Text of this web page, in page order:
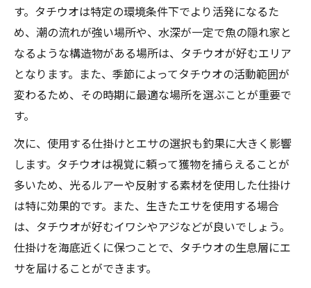
す。タチウオは特定の環境条件下でより活発になるた
め、潮の流れが強い場所や、水深が一定で魚の隠れ家と
なるような構造物がある場所は、タチウオが好むエリア
となります。また、季節によってタチウオの活動範囲が
変わるため、その時期に最適な場所を選ぶことが重要で
す。
次に、使用する仕掛けとエサの選択も釣果に大きく影響
します。タチウオは視覚に頼って獲物を捕らえることが
多いため、光るルアーや反射する素材を使用した仕掛け
は特に効果的です。また、生きたエサを使用する場合
は、タチウオが好むイワシやアジなどが良いでしょう。
仕掛けを海底近くに保つことで、タチウオの生息層にエ
サを届けることができます。